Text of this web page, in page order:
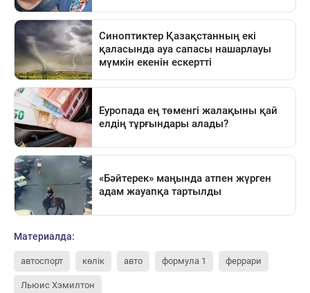
Материалда:
автоспорт көлік авто формула 1 феррари
Льюис Хэмилтон